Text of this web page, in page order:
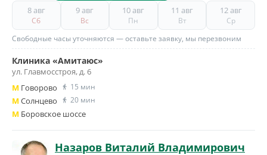
8 авг
Сб
9 авг
Вс
10 авг
Пн
11 авг
Вт
12 авг
Ср
Свободные часы уточняются — оставьте заявку, мы перезвоним
Клиника «Амитаюс»
ул. Главмосстроя, д. 6
M Говорово 15 мин
MСолнцево 20 мин
M Боровское шоссе
Назаров Виталий Владимирович